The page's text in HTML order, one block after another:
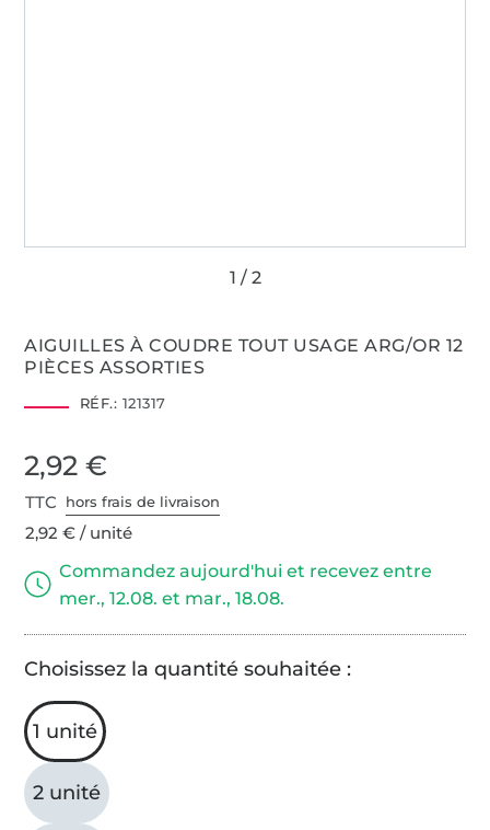
AIGUILLES À COUDRE TOUT USAGE ARG/OR 12
PIÈCES ASSORTIES
RÉF.: 121317
2,92 €
TTC hors frais de livraison
2,92 € / unité
Commandez aujourd'hui et recevez entre
mer., 12.08. et mar., 18.08.
Choisissez la quantité souhaitée :
1 unité
2 unité